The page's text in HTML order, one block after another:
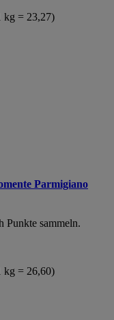
kg = 23,27)
Parmigiano
sammeln.
kg = 26,60)